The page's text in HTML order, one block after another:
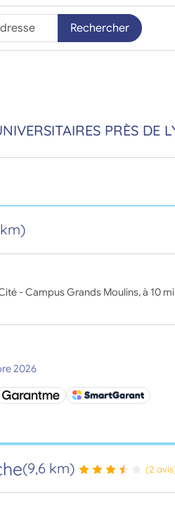
Rechercher
PRÈS DE
- Campus Grands Moulins, à 10
2026
(9,6 km) (2